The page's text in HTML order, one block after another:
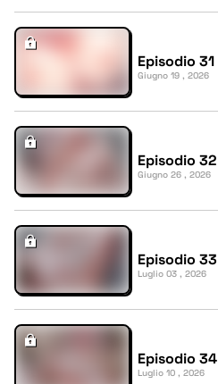
Episodio 31
Giugno 19 , 2026
Episodio 32
Giugno 26 , 2026
Episodio 33
Luglio 03 , 2026
Episodio 34
Luglio 10 , 2026